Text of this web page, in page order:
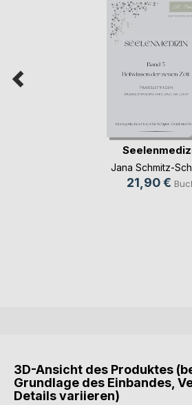
Jana Schmitz-
21,90 €
3D-Ansicht des Produktes
Grundlage des Einbandes,
Details variieren)